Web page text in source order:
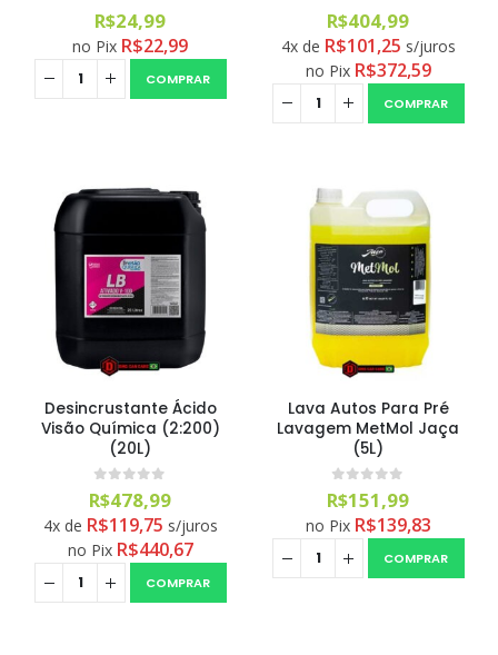
R$24,99
no Pix R$22,99
COMPRAR
R$404,99
4x de R$101,25 s/juros
no Pix R$372,59
COMPRAR
Desincrustante Ácido
Visão Química (2:200)
(20L)
0out of 5
R$478,99
4x de R$119,75 s/juros
no Pix R$440,67
COMPRAR
Lava Autos Para Pré
Lavagem MetMol Jaça
(5L)
0out of 5
R$151,99
no Pix R$139,83
COMPRAR